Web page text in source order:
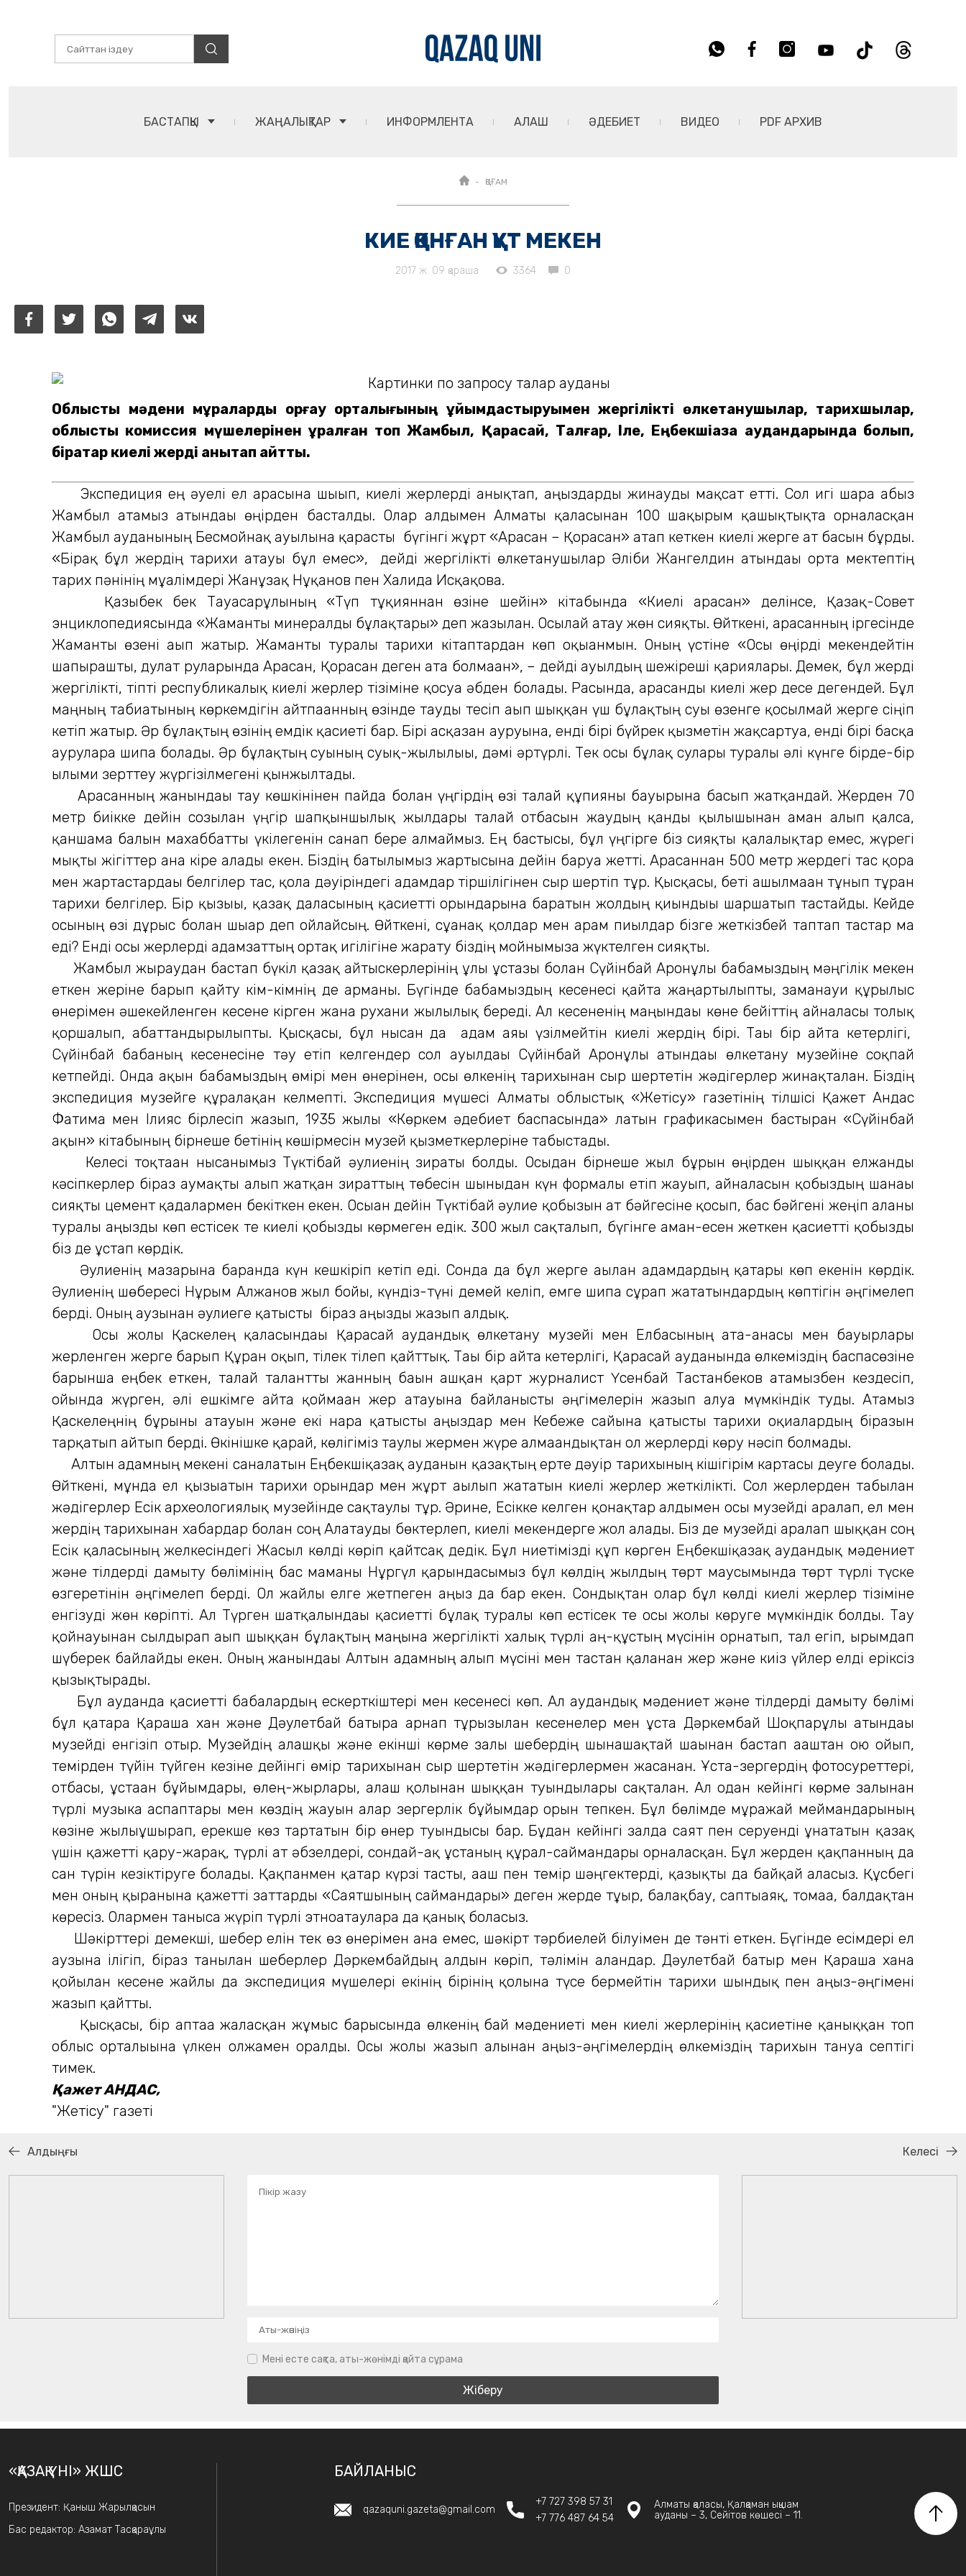
БАСТАПҚЫ ЖАҢАЛЫҚТАР ИНФОРМЛЕНТА АЛАШ ӘДЕБИЕТ ВИДЕО PDF АРХИВ
ҚОҒАМ
КИЕ ҚОНҒАН ҚҰТ МЕКЕН
2017 ж. 09 қараша 3364 0
Облыстық мәдени мұраларды қорғау орталығының ұйымдастыруымен жергілікті өлкетанушылар, тарихшылар,
облыстық комиссия мүшелерінен құралған топ Жамбыл, Қарасай, Талғар, Іле, Еңбекшіқазақ аудандарында болып,
бірқатар киелі жерді анықтап қайтты.
Экспедиция ең әуелі ел арасына шығып, киелі жерлерді анықтап, аңыздарды жинауды мақсат етті. Сол игі шара абыз
Жамбыл атамыз атындағы өңірден басталды. Олар алдымен Алматы қаласынан 100 шақырым қашықтықта орналасқан
Жамбыл ауданының Бесмойнақ ауылына қарасты бүгінгі жұрт «Арасан – Қорасан» атап кеткен киелі жерге ат басын бұрды.
«Бірақ бұл жердің тарихи атауы бұл емес», ­ дейді жергілікті өлкетанушылар Әліби Жангелдин атындағы орта мектептің
тарих пәнінің мұғалімдері Жанұзақ Нұқанов пен Халида Исқақова.
Қазыбек бек Тауасарұлының «Түп тұқияннан өзіне шейін» кітабында «Киелі арасан» делінсе, Қазақ-Совет
энциклопедиясында «Жаманты минералды бұлақтары» деп жазылған. Осылай атау жөн сияқты. Өйткені, арасанның іргесінде
Жаманты өзені ағып жатыр. Жаманты туралы тарихи кітаптардан көп оқығанмын. Оның үстіне «Осы өңірді мекендейтін
шапырашты, дулат руларында Арасан, Қорасан деген ата болмаған», – дейді ауылдың шежіреші қариялары. Демек, бұл жерді
жергілікті, тіпті республикалық киелі жерлер тізіміне қосуға әбден болады. Расында, арасанды киелі жер десе дегендей. Бұл
маңның табиғатының көркемдігін айтпағанның өзінде тауды тесіп ағып шыққан үш бұлақтың суы өзенге қосылмай жерге сіңіп
кетіп жатыр. Әр бұлақтың өзінің емдік қасиеті бар. Бірі асқазан ауруына, енді бірі бүйрек қызметін жақсартуға, енді бірі басқа
ауруларға шипа болады. Әр бұлақтың суының суық-жылылығы, дәмі әртүрлі. Тек осы бұлақ сулары туралы әлі күнге бірде-бір
ғылыми зерттеу жүргізілмегені қынжылтады.
Арасанның жанындағы тау көшкінінен пайда болған үңгірдің өзі талай құпияны бауырына басып жатқандай. Жерден 70
метр биікке дейін созылған үңгір шапқыншылық жылдары талай отбасын жаудың қанды қылышынан аман алып қалса,
қаншама балғын махаббатты үкілегенін санап бере алмаймыз. Ең бастысы, бұл үңгірге біз сияқты қалалықтар емес, жүрегі
мықты жігіттер ғана кіре алады екен. Біздің батылымыз жартысына дейін баруға жетті. Арасаннан 500 метр жердегі тас қора
мен жартастардағы белгілер тас, қола дәуіріндегі адамдар тіршілігінен сыр шертіп тұр. Қысқасы, беті ашылмаған тұнып тұрған
тарихи белгілер. Бір қызығы, қазақ даласының қасиетті орындарына баратын жолдың қиындығы шаршатып тастайды. Кейде
осының өзі дұрыс болған шығар деп ойлайсың. Өйткені, сұғанақ қолдар мен арам пиғылдар бізге жеткізбей таптап тастар ма
еді? Енді осы жерлерді адамзаттың ортақ игілігіне жарату біздің мойнымызға жүктелген сияқты.
Жамбыл жыраудан бастап бүкіл қазақ айтыскерлерінің ұлы ұстазы болған Сүйінбай Аронұлы бабамыздың мәңгілік мекен
еткен жеріне барып қайту кім-кімнің де арманы. Бүгінде бабамыздың кесенесі қайта жаңартылыпты, заманауи құрылыс
өнерімен әшекейленген кесене кірген жанға рухани жылылық береді. Ал кесененің маңындағы көне бейіттің айналасы толық
қоршалып, абаттандырылыпты. Қысқасы, бұл нысан да адам аяғы үзілмейтін киелі жердің бірі. Тағы бір айта кетерлігі,
Сүйінбай бабаның кесенесіне тәу етіп келгендер сол ауылдағы Сүйінбай Аронұлы атындағы өлкетану музейіне соқпай
кетпейді. Онда ақын бабамыздың өмірі мен өнерінен, осы өлкенің тарихынан сыр шертетін жәдігерлер жинақталған. Біздің
экспедиция музейге құралақан келмепті. Экспедиция мүшесі Алматы облыстық «Жетісу» газетінің тілшісі Қажет Андас
Фатима мен Ілияс бірлесіп жазып, 1935 жылы «Көркем әдебиет баспасында» латын графикасымен бастырған «Сүйінбай
ақын» кітабының бірнеше бетінің көшірмесін музей қызметкерлеріне табыстады.
Келесі тоқтаған нысанымыз Түктібай әулиенің зираты болды. Осыдан бірнеше жыл бұрын өңірден шыққан елжанды
кәсіпкерлер біраз аумақты алып жатқан зираттың төбесін шыныдан күн формалы етіп жауып, айналасын қобыздың шанағы
сияқты цемент қадалармен бекіткен екен. Осыған дейін Түктібай әулие қобызын ат бәйгесіне қосып, бас бәйгені жеңіп алғаны
туралы аңызды көп естісек те киелі қобызды көрмеген едік. 300 жыл сақталып, бүгінге аман-есен жеткен қасиетті қобызды
біз де ұстап көрдік.
Әулиенің мазарына барғанда күн кешкіріп кетіп еді. Сонда да бұл жерге ағылған адамдардың қатары көп екенін көрдік.
Әулиенің шөбересі Нұрым Алжанов жыл бойы, күндіз-түні демей келіп, емге шипа сұрап жататындардың көптігін әңгімелеп
берді. Оның аузынан әулиеге қатысты біраз аңызды жазып алдық.
Осы жолы Қаскелең қаласындағы Қарасай аудандық өлкетану музейі мен Елбасының ата-анасы мен бауырлары
жерленген жерге барып Құран оқып, тілек тілеп қайттық. Тағы бір айта кетерлігі, Қарасай ауданында өлкеміздің баспасөзіне
барынша еңбек еткен, талай талантты жанның бағын ашқан қарт журналист Үсенбай Тастанбеков атамызбен кездесіп,
ойында жүрген, әлі ешкімге айта қоймаған жер атауына байланысты әңгімелерін жазып алуға мүмкіндік туды. Атамыз
Қаскелеңнің бұрынғы атауын және екі нарға қатысты аңыздар мен Кебеже сайына қатысты тарихи оқиғалардың біразын
тарқатып айтып берді. Өкінішке қарай, көлігіміз таулы жермен жүре алмағандықтан ол жерлерді көру нәсіп болмады.
Алтын адамның мекені саналатын Еңбекшіқазақ ауданын қазақтың ерте дәуір тарихының кішігірім картасы деуге болады.
Өйткені, мұнда ел қызығатын тарихи орындар мен жұрт ағылып жататын киелі жерлер жеткілікті. Сол жерлерден табылған
жәдігерлер Есік археологиялық музейінде сақтаулы тұр. Әрине, Есікке келген қонақтар алдымен осы музейді аралап, ел мен
жердің тарихынан хабардар болған соң Алатауды бөктерлеп, киелі мекендерге жол алады. Біз де музейді аралап шыққан соң
Есік қаласының желкесіндегі Жасыл көлді көріп қайтсақ дедік. Бұл ниетімізді құп көрген Еңбекшіқазақ аудандық мәдениет
және тілдерді дамыту бөлімінің бас маманы Нұргүл қарындасымыз бұл көлдің жылдың төрт маусымында төрт түрлі түске
өзгеретінін әңгімелеп берді. Ол жайлы елге жетпеген аңыз да бар екен. Сондықтан олар бұл көлді киелі жерлер тізіміне
енгізуді жөн көріпті. Ал Түрген шатқалындағы қасиетті бұлақ туралы көп естісек те осы жолы көруге мүмкіндік болды. Тау
қойнауынан сылдырап ағып шыққан бұлақтың маңына жергілікті халық түрлі аң-құстың мүсінін орнатып, тал егіп, ырымдап
шүберек байлайды екен. Оның жанындағы Алтын адамның алып мүсіні мен тастан қаланған жер және киіз үйлер елді еріксіз
қызықтырады.
Бұл ауданда қасиетті бабалардың ескерткіштері мен кесенесі көп. Ал аудандық мәдениет және тілдерді дамыту бөлімі
бұл қатарға Қараша хан және Дәулетбай батырға арнап тұрғызылған кесенелер мен ұста Дәркембай Шоқпарұлы атындағы
музейді енгізіп отыр. Музейдің алғашқы және екінші көрме залы шебердің шынашақтай шағынан бастап ағаштан ою ойып,
темірден түйін түйген кезіне дейінгі өмір тарихынан сыр шертетін жәдігерлермен жасанған. Ұста-зергердің фотосуреттері,
отбасы, ұстаған бұйымдары, өлең-жырлары, алғаш қолынан шыққан туындылары сақталған. Ал одан кейінгі көрме залынан
түрлі музыка аспаптары мен көздің жауын алар зергерлік бұйымдар орын тепкен. Бұл бөлімде мұражай меймандарының
көзіне жылыұшырап, ерекше көз тартатын бір өнер туындысы бар. Бұдан кейінгі залда саят пен серуенді ұнататын қазақ
үшін қажетті қару-жарақ, түрлі ат әбзелдері, сондай-ақ ұстаның құрал-саймандары орналасқан. Бұл жерден қақпанның да
сан түрін кезіктіруге болады. Қақпанмен қатар күрзі тасты, ағаш пен темір шәңгектерді, қазықты да байқай аласыз. Құсбегі
мен оның қыранына қажетті заттарды «Саятшының саймандары» деген жерде тұғыр, балақбау, саптыаяқ, томаға, балдақтан
көресіз. Олармен таныса жүріп түрлі этноатауларға да қанық боласыз.
Шәкірттері демекші, шебер елін тек өз өнерімен ғана емес, шәкірт тәрбиелей білуімен де тәнті еткен. Бүгінде есімдері ел
аузына ілігіп, біраз танылған шеберлер Дәркембайдың алдын көріп, тәлімін алғандар. Дәулетбай батыр мен Қараша ханға
қойылған кесене жайлы да экспедиция мүшелері екінің бірінің қолына түсе бермейтін тарихи шындық пен аңыз-әңгімені
жазып қайтты.
Қысқасы, бір аптаға жалғасқан жұмыс барысында өлкенің бай мәдениеті мен киелі жерлерінің қасиетіне қаныққан топ
облыс орталығына үлкен олжамен оралды. Осы жолы жазып алынған аңыз-әңгімелердің өлкеміздің тарихын тануға септігі
тимек.
Қажет АНДАС,
"Жетісу" газеті
Алдыңғы Келесі
Мені есте сақта, аты-жөнімді қайта сұрама
«ҚАЗАҚ ҮНІ» ЖШС
Президент: Қаныш Жарылқасын
Бас редактор: Азамат Тасқараұлы
БАЙЛАНЫС
qazaquni.gazeta@gmail.com
+7 727 398 57 31
+7 776 487 64 54
Алматы қаласы, Қалқаман ықшам
ауданы – 3, Сейітов көшесі – 11.